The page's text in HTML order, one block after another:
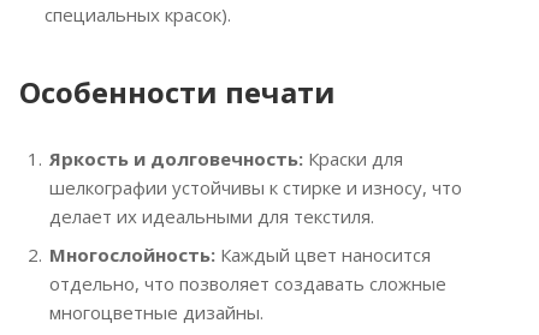
специальных красок).
Особенности печати
Яркость и долговечность: Краски для
шелкографии устойчивы к стирке и износу, что
делает их идеальными для текстиля.
Многослойность: Каждый цвет наносится
отдельно, что позволяет создавать сложные
многоцветные дизайны.